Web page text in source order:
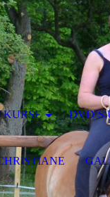
KURSE DVD´S